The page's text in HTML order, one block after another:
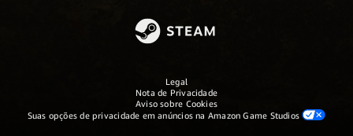
Legal
Nota de Privacidade
Aviso sobre Cookies
Suas opções de privacidade em anúncios na Amazon Game Studios